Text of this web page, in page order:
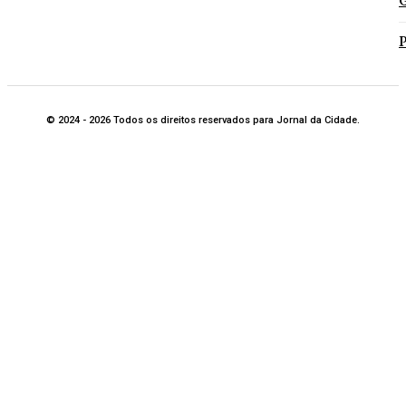
© 2024 - 2026 Todos os direitos reservados para Jornal da Cidade.